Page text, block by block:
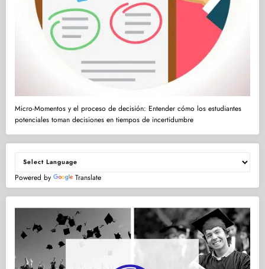
Micro-Momentos y el proceso de decisión: Entender cómo los estudiantes
potenciales toman decisiones en tiempos de incertidumbre
Powered by Translate